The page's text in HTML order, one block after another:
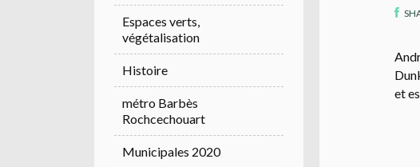
Espaces verts,
végétalisation
Histoire
métro Barbès
Rochcechouart
Municipales 2020
et